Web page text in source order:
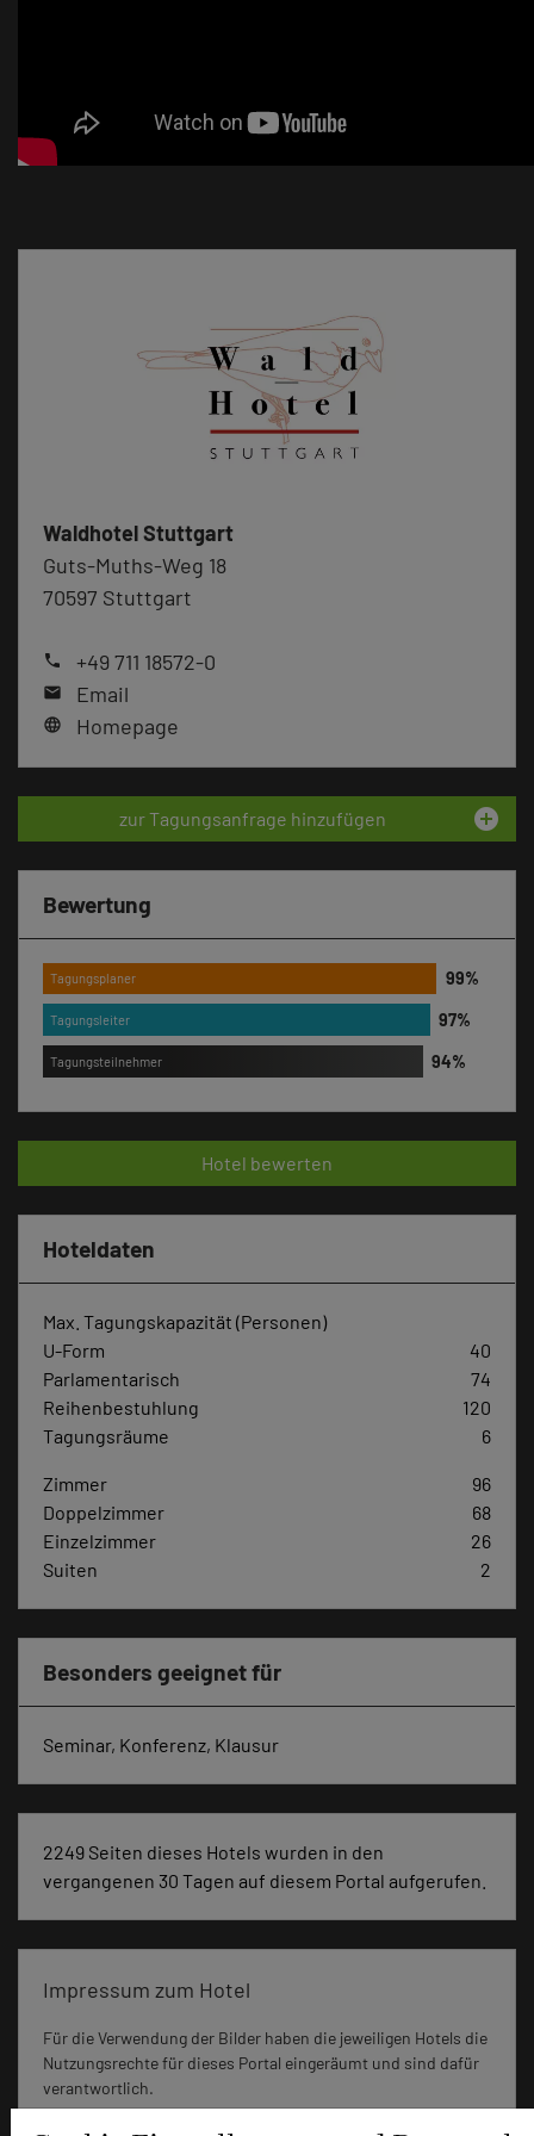
Waldhotel Stuttgart
Guts-Muths-Weg 18
70597 Stuttgart
phone +49 711 18572-0
mail Email
language Homepage
zur Tagungsanfrage hinzufügen add_circle
Bewertung
Tagungsplaner
Tagungsleiter
Tagungsteilnehmer
Hotel bewerten
Hoteldaten
Max. Tagungskapazität (Personen)
U-Form
40
Parlamentarisch
74
Reihenbestuhlung
120
Tagungsräume
6
Zimmer
96
Doppelzimmer
68
Einzelzimmer
26
Suiten
2
Besonders geeignet für
Seminar, Konferenz, Klausur
2249 Seiten dieses Hotels wurden in den
vergangenen 30 Tagen auf diesem Portal aufgerufen.
Impressum zum Hotel
Für die Verwendung der Bilder haben die jeweiligen Hotels die
Nutzungsrechte für dieses Portal eingeräumt und sind dafür
verantwortlich.